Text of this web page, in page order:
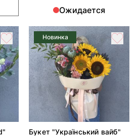
Ожидается
Новинка
Букет "Український вайб"